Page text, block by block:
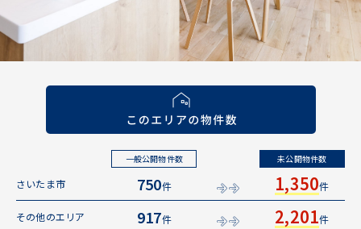
一般公開物件数 未公開物件数
さいたま市 750件 1,350件
その他のエリア 917件 2,201件